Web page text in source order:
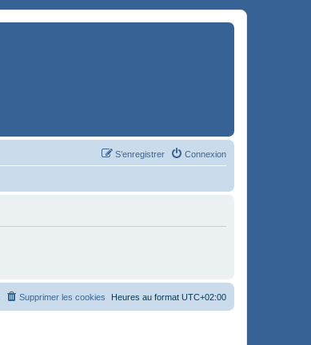
Connexion
S’enregistrer
Heures au format UTC+02:00
Supprimer les cookies